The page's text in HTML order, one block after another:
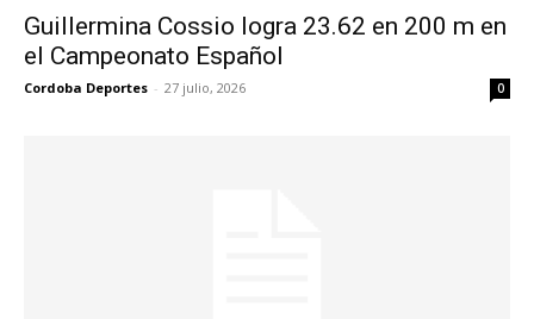
Guillermina Cossio logra 23.62 en 200 m en
el Campeonato Español
Cordoba Deportes - 27 julio, 2026 0